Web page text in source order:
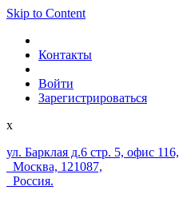
Skip to Content
Контакты
Войти
Зарегистрироваться
x
ул. Барклая д.6 стр. 5, офис 116,
Москва, 121087,
Россия.